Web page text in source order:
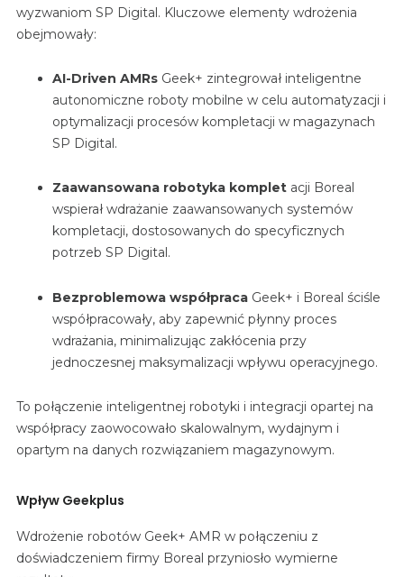
wyzwaniom SP Digital. Kluczowe elementy wdrożenia
obejmowały:
AI-Driven AMRs Geek+ zintegrował inteligentne
autonomiczne roboty mobilne w celu automatyzacji i
optymalizacji procesów kompletacji w magazynach
SP Digital.
Zaawansowana robotyka komplet acji Boreal
wspierał wdrażanie zaawansowanych systemów
kompletacji, dostosowanych do specyficznych
potrzeb SP Digital.
Bezproblemowa współpraca Geek+ i Boreal ściśle
współpracowały, aby zapewnić płynny proces
wdrażania, minimalizując zakłócenia przy
jednoczesnej maksymalizacji wpływu operacyjnego.
To połączenie inteligentnej robotyki i integracji opartej na
współpracy zaowocowało skalowalnym, wydajnym i
opartym na danych rozwiązaniem magazynowym.
Wpływ Geekplus
Wdrożenie robotów Geek+ AMR w połączeniu z
doświadczeniem firmy Boreal przyniosło wymierne